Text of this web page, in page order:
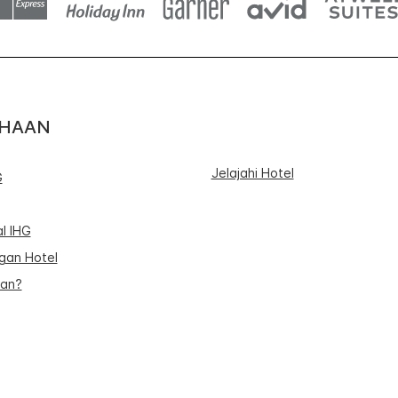
IHG
Hotel
Jelajahi Hotel